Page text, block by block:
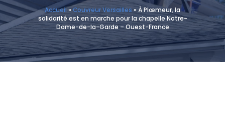
Accueil»Couvreur Versailles »À Plœmeur, la
solidarité est en marche pour la chapelle Notre-
Dame-de-la-Garde – Ouest-France